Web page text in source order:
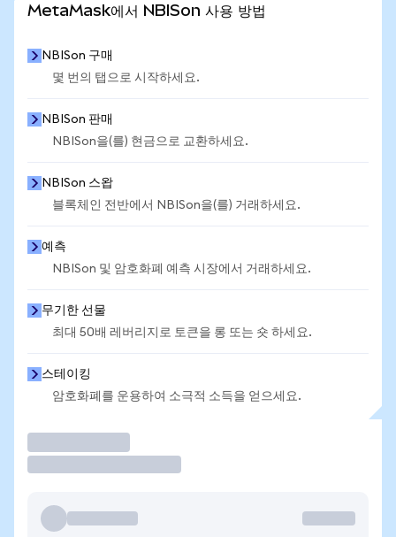
MetaMask에서 NBISon 사용 방법
NBISon 구매
몇 번의 탭으로 시작하세요.
NBISon 판매
NBISon을(를) 현금으로 교환하세요.
NBISon 스왑
블록체인 전반에서 NBISon을(를) 거래하세요.
예측
NBISon 및 암호화폐 예측 시장에서 거래하세요.
무기한 선물
최대 50배 레버리지로 토큰을 롱 또는 숏 하세요.
스테이킹
암호화폐를 운용하여 소극적 소득을 얻으세요.